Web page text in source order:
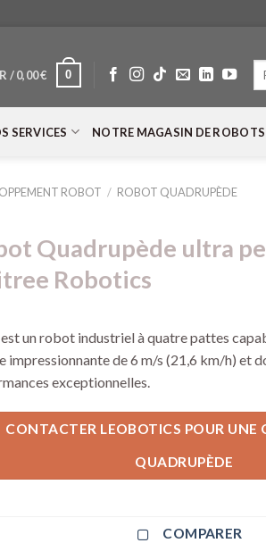
/0,00€ 0
SERVICES NOTRE MAGASIN DE ROBOTS
ROBOT / ROBOT QUADRUPÈDE
Quadrupède ultra
Robotics
un robot industriel à quatre pattes
impressionnante de 6 m/s (21,6 km/h) et
exceptionnelles.
CONTACTER LEOBOTICS POUR UNE
QUADRUPÈDE
COMPARER